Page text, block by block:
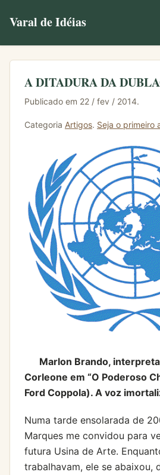
Varal de Idéias
A DITADURA DA
Publicado em 22 / fev / 2014.
Categoria Artigos. Seja o primeiro
Marlon Brando,
Corleone em “O Poderoso
Ford Coppola). A voz
Numa tarde ensolarada de
Marques me convidou para
futura Usina de Arte.
trabalhavam, ele se abaixou,